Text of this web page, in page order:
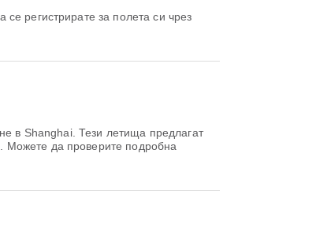
в Shanghai. Тези летища предлагат
Можете да проверите подробна